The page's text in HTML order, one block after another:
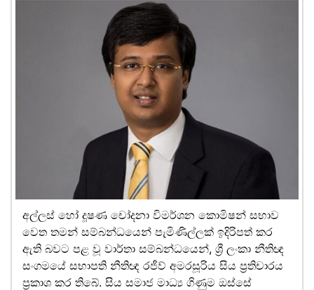
අල්ලස් හෝ දූෂණ චෝදනා විමර්ශන කොමිෂන් සභාව
වෙත තමන් සම්බන්ධයෙන් පැමිණිල්ලක් ඉදිරිපත් කර
ඇති බවට පළ වූ වාර්තා සම්බන්ධයෙන්, ශ්‍රී ලංකා නීතිඥ
සංගමයේ සභාපති නීතිඥ රජීව් අමරසූරිය සිය ප්‍රතිචාරය
ප්‍රකාශ කර තිබේ. සිය සමාජ මාධ්‍ය ගිණුම ඔස්සේ